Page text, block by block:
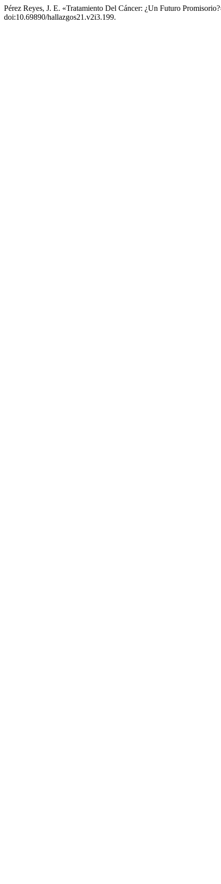
Pérez Reyes, J. E. «Tratamiento Del Cáncer: ¿Un Futuro
doi:10.69890/hallazgos21.v2i3.199.